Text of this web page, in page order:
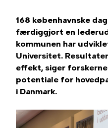
168 københavnske
færdiggjort en
kommunen har
Universitet.
effekt, siger
potentiale for
i Danmark.